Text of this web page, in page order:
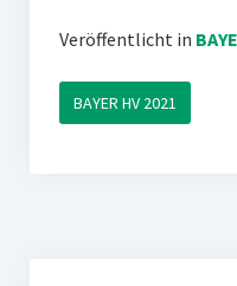
Veröffentlicht in
BAYER HV 2021